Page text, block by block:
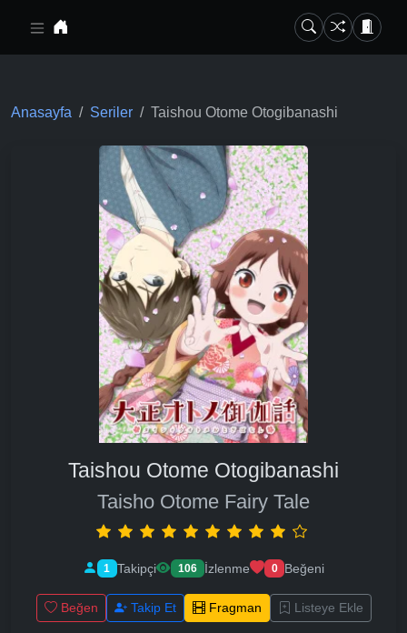
Anasayfa Seriler Taishou Otome Otogibanashi
Taishou Otome Otogibanashi
Taisho Otome Fairy Tale
1 Takipçi 106 İzlenme 0 Beğeni
Beğen Takip Et Fragman Listeye Ekle